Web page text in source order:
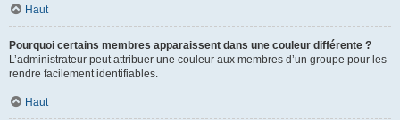
Haut
Pourquoi certains membres apparaissent dans une couleur différente ?
L’administrateur peut attribuer une couleur aux membres d’un groupe pour les
rendre facilement identifiables.
Haut